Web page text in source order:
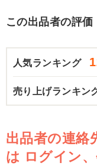
この出品者の評価
人気ランキング
売り上げランキン
出品者の連絡
は ログイン